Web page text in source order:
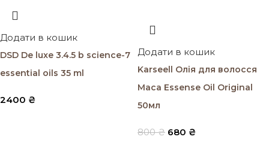
Додати в кошик
DSD De luxe 3.4.5 b science-7
essential oils 35 ml
2400 ₴
Додати в кошик
Karseell Олія для волосся
Maca Essense Oil Original
50мл
800₴ 680 ₴